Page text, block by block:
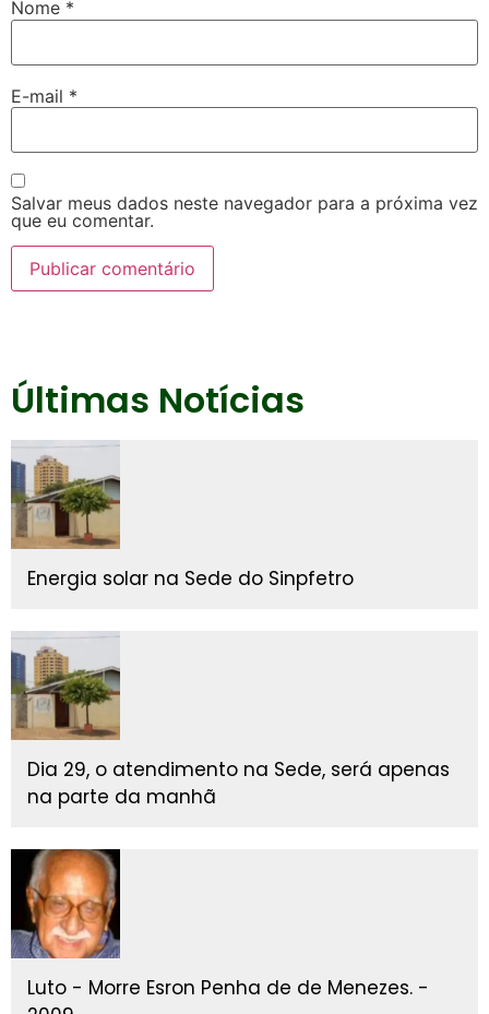
Nome *
E-mail *
Salvar meus dados neste navegador para a próxima vez
que eu comentar.
Últimas Notícias
Energia solar na Sede do Sinpfetro
Dia 29, o atendimento na Sede, será apenas
na parte da manhã
Luto - Morre Esron Penha de de Menezes. -